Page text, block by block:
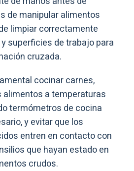
de manipular alimentos
limpiar correctamente
superficies de trabajo para
cruzada.
cocinar carnes,
alimentos a temperaturas
termómetros de cocina
y evitar que los
entren en contacto con
que hayan estado en
crudos.